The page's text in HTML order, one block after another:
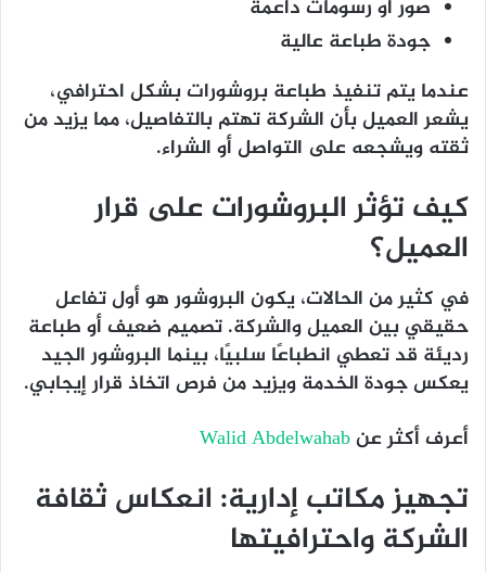
صور أو رسومات داعمة
جودة طباعة عالية
عندما يتم تنفيذ طباعة بروشورات بشكل احترافي،
يشعر العميل بأن الشركة تهتم بالتفاصيل، مما يزيد من
ثقته ويشجعه على التواصل أو الشراء.
كيف تؤثر البروشورات على قرار
العميل؟
في كثير من الحالات، يكون البروشور هو أول تفاعل
حقيقي بين العميل والشركة. تصميم ضعيف أو طباعة
رديئة قد تعطي انطباعًا سلبيًا، بينما البروشور الجيد
يعكس جودة الخدمة ويزيد من فرص اتخاذ قرار إيجابي.
أعرف أكثر عنWalid Abdelwahab
تجهيز مكاتب إدارية: انعكاس ثقافة
الشركة واحترافيتها